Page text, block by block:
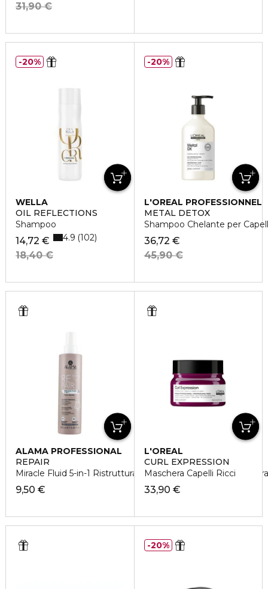
31,90 €
WELLA
OIL REFLECTIONS
Shampoo
14,72 €
18,40 €
4.9 102
20%
L'OREAL PROFESSIONNEL
METAL DETOX
Shampoo Chelante per
36,72 €
45,90 €
20%
ALAMA PROFESSIONAL
REPAIR
Miracle Fluid 5-in-1 Ristrutturante Capelli Danneggiati e
9,50 €
L'OREAL
PROFESSIONNEL
CURL EXPRESSION
Maschera Capelli Ricci
33,90 €
20%